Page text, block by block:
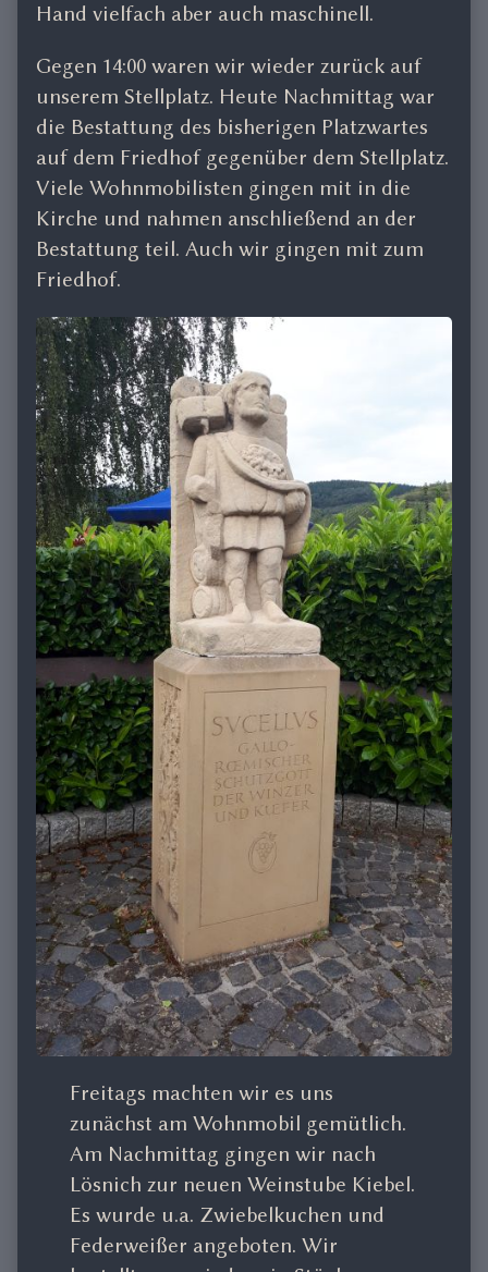
Hand vielfach aber auch maschinell.
Gegen 14:00 waren wir wieder zurück auf
unserem Stellplatz. Heute Nachmittag war
die Bestattung des bisherigen Platzwartes
auf dem Friedhof gegenüber dem Stellplatz.
Viele Wohnmobilisten gingen mit in die
Kirche und nahmen anschließend an der
Bestattung teil. Auch wir gingen mit zum
Friedhof.
Freitags machten wir es uns
zunächst am Wohnmobil gemütlich.
Am Nachmittag gingen wir nach
Lösnich zur neuen Weinstube Kiebel.
Es wurde u.a. Zwiebelkuchen und
Federweißer angeboten. Wir